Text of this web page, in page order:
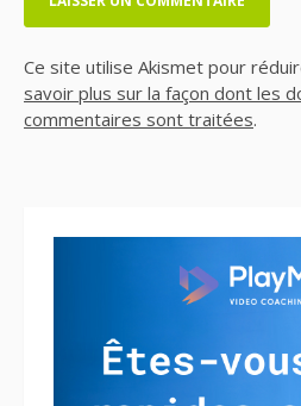
Ce site utilise Akismet pour
savoir plus sur la façon dont les
commentaires sont traitées.